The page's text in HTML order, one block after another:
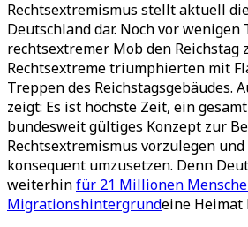
Rechtsextremismus stellt aktuell
Deutschland dar. Noch vor wenigen
rechtsextremer Mob den Reichstag
Rechtsextreme triumphierten mit
Treppen des Reichstagsgebäudes.
zeigt: Es ist höchste Zeit, ein
bundesweit gültiges Konzept zur
Rechtsextremismus vorzulegen und
konsequent umzusetzen. Denn
weiterhinfür 21 Millionen
Migrationshintergrundeine Heimat